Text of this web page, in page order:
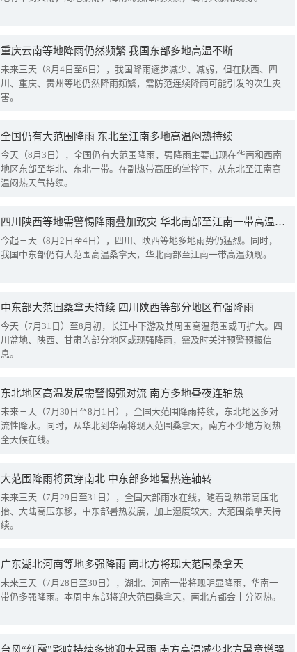
重庆云南等地降雨仍然频繁 我国东部多地高温不断
未来三天（8月4日至6日），我国降雨逐步减少、减弱，但在陕西、四
川、重庆、贵州等地仍然降雨频繁，需防范连续降雨可能引发的次生灾
害。
全国仍有大范围降雨 东北至江南多地高温闷热持续
今天（8月3日），全国仍有大范围降雨，强降雨主要出现在华南和西南
地区东部至华北、东北一带。在副热带高压的掌控下，从东北至江南高
温闷热天气持续。
四川陕西等地需警惕降雨叠加致灾 华北南部至江南一带高温频现
今起三天（8月2日至4日），四川、陕西等地多地雨势仍猛烈。同时，
我国中东部仍有大范围高温桑拿天，华北南部至江南一带高温频现。
中东部大范围桑拿天持续 四川陕西等部分地区有强降雨
今天（7月31日）至8月初，长江中下游及其周围高温范围或再扩大。四
川盆地、陕西、甘肃的部分地区或现强降雨，需及时关注预警预报信
息。
东北地区高温发展需警惕强对流 南方多地昼夜连轴热
未来三天（7月30日至8月1日），全国大范围降雨持续，东北地区多对
流性降水。同时，从华北到华南将现大范围桑拿天，南方不少地方闷热
全天候在线。
大范围降雨将贯穿南北 中东部多地暑热连轴转
未来三天（7月29日至31日），全国大部雨水在线，随着副热带高压北
抬、大陆高压东移，中东部暑热发展，加上湿度较大，大范围桑拿天持
续。
广东湖北河南等地多强降雨 南北方将现大范围桑拿天
未来三天（7月28日至30日），湖北、河南一带将现明显降雨，华南一
带仍多强降雨。本周中东部将迎大范围桑拿天，南北方都会十分闷热。